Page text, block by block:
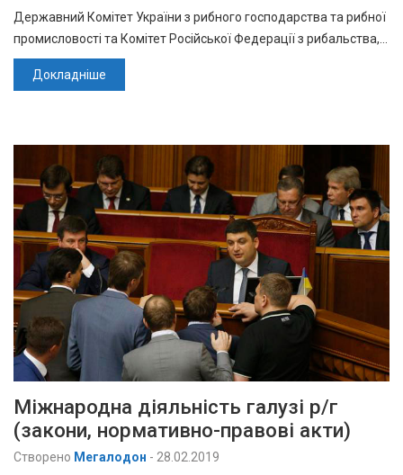
Державний Комітет України з рибного господарства та рибної
промисловості та Комітет Російської Федерації з рибальства,…
Докладніше
Міжнародна діяльність галузі р/г
(закони, нормативно-правові акти)
Створено Мегалодон - 28.02.2019